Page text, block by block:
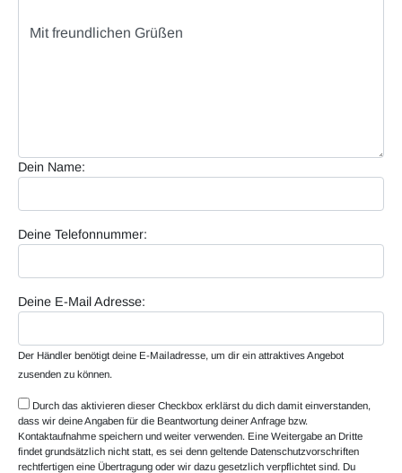
Dein Name:
Deine Telefonnummer:
Deine E-Mail Adresse:
Der Händler benötigt deine E-Mailadresse, um dir ein attraktives Angebot
zusenden zu können.
Durch das aktivieren dieser Checkbox erklärst du dich damit einverstanden,
dass wir deine Angaben für die Beantwortung deiner Anfrage bzw.
Kontaktaufnahme speichern und weiter verwenden. Eine Weitergabe an Dritte
findet grundsätzlich nicht statt, es sei denn geltende Datenschutzvorschriften
rechtfertigen eine Übertragung oder wir dazu gesetzlich verpflichtet sind. Du